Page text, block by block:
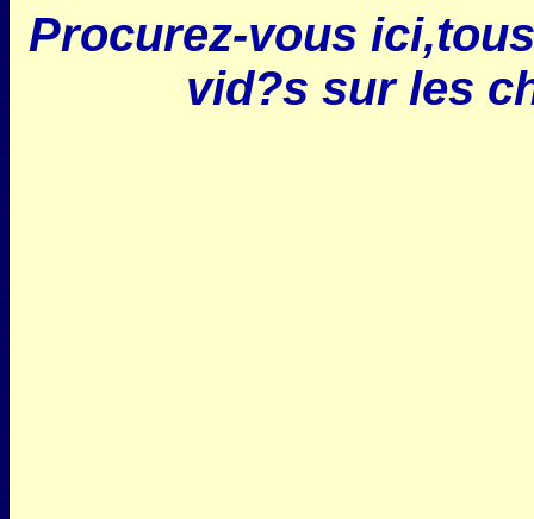
Procurez-vous
vid?s sur les